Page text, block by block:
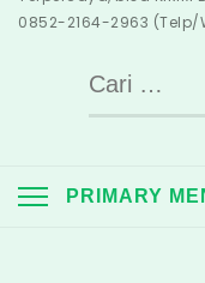
0852-2164-2963 (Telp/
Cari
untuk:
PRIMARY